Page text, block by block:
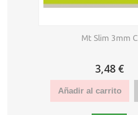
Mt Slim 3mm C
3,48 €
Añadir al carrito